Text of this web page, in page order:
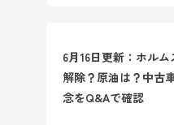
6月16日更新：ホル
解除？原油は？中古
念をQ&Aで確認